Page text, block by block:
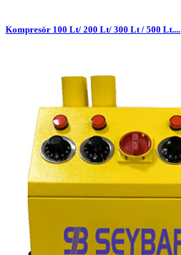
Kompresör 100 Lt/ 200 Lt/ 300 Lt / 500 Lt....